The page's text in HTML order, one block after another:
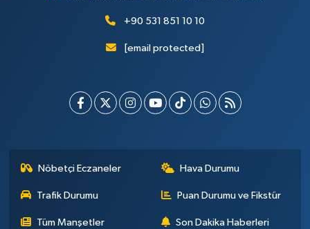
+90 531 851 10 10
[email protected]
Nöbetçi Eczaneler Hava Durumu
Trafik Durumu Puan Durumu ve Fikstür
Tüm Manşetler Son Dakika Haberleri